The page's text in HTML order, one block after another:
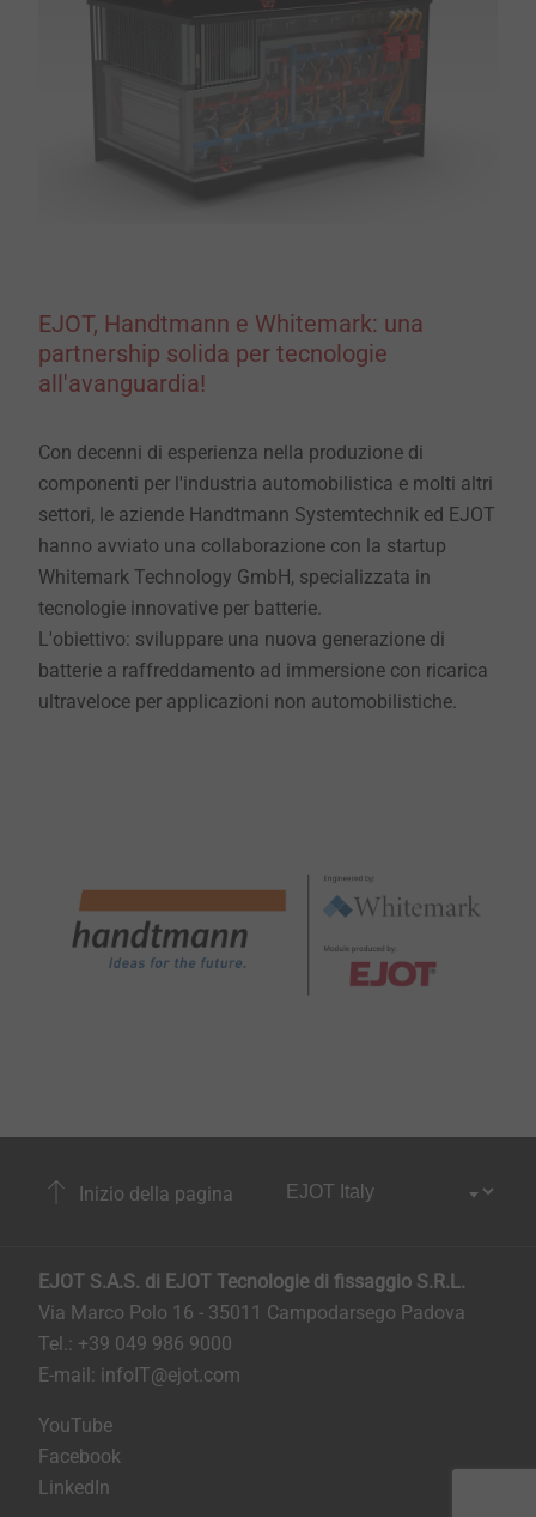
EJOT, Handtmann e Whitemark: una
partnership solida per tecnologie
all'avanguardia!
Con decenni di esperienza nella produzione di
componenti per l'industria automobilistica e molti altri
settori, le aziende Handtmann Systemtechnik ed EJOT
hanno avviato una collaborazione con la startup
Whitemark Technology GmbH, specializzata in
tecnologie innovative per batterie.
L'obiettivo: sviluppare una nuova generazione di
batterie a raffreddamento ad immersione con ricarica
ultraveloce per applicazioni non automobilistiche.
Inizio della pagina
EJOT S.A.S. di EJOT Tecnologie di fissaggio S.R.L.
Via Marco Polo 16 - 35011 Campodarsego Padova
Tel.: +39 049 986 9000
E-mail: infoIT@ejot.com
YouTube
Facebook
LinkedIn